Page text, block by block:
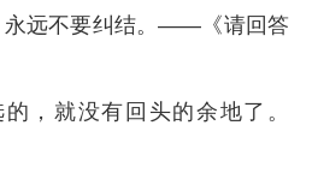
永远不要纠结。——《请回答
，就没有回头的余地了。